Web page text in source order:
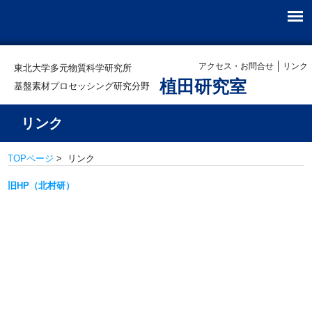
東北大学多元物質科学研究所
基盤素材プロセッシング研究分野
植田研究室
アクセス・お問合せ リンク
リンク
TOPページ > リンク
旧HP（北村研）